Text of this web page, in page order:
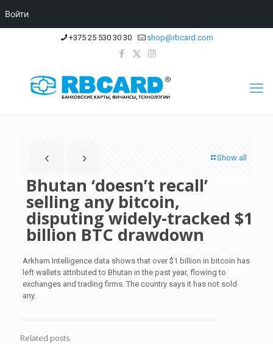
+375 25 530 30 30 shop@rbcard.com
Show all
Bhutan ‘doesn’t recall’
selling any bitcoin,
disputing widely-tracked $1
billion BTC drawdown
Arkham Intelligence data shows that over $1 billion in bitcoin has
left wallets attributed to Bhutan in the past year, flowing to
exchanges and trading firms. The country says it has not sold
any.
Related posts
Войти